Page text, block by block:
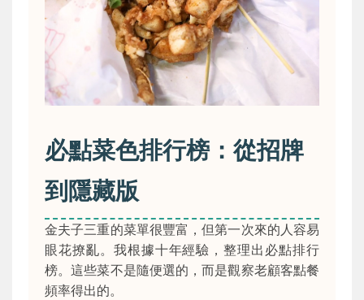
必點菜色排行榜：從招牌
到隱藏版
金夫子三重的菜單很豐富，但第一次來的人容易
眼花撩亂。我根據十年經驗，整理出必點排行
榜。這些菜不是隨便選的，而是觀察老顧客點餐
頻率得出的。